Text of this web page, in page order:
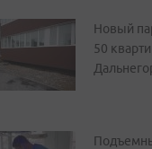
Новый
50